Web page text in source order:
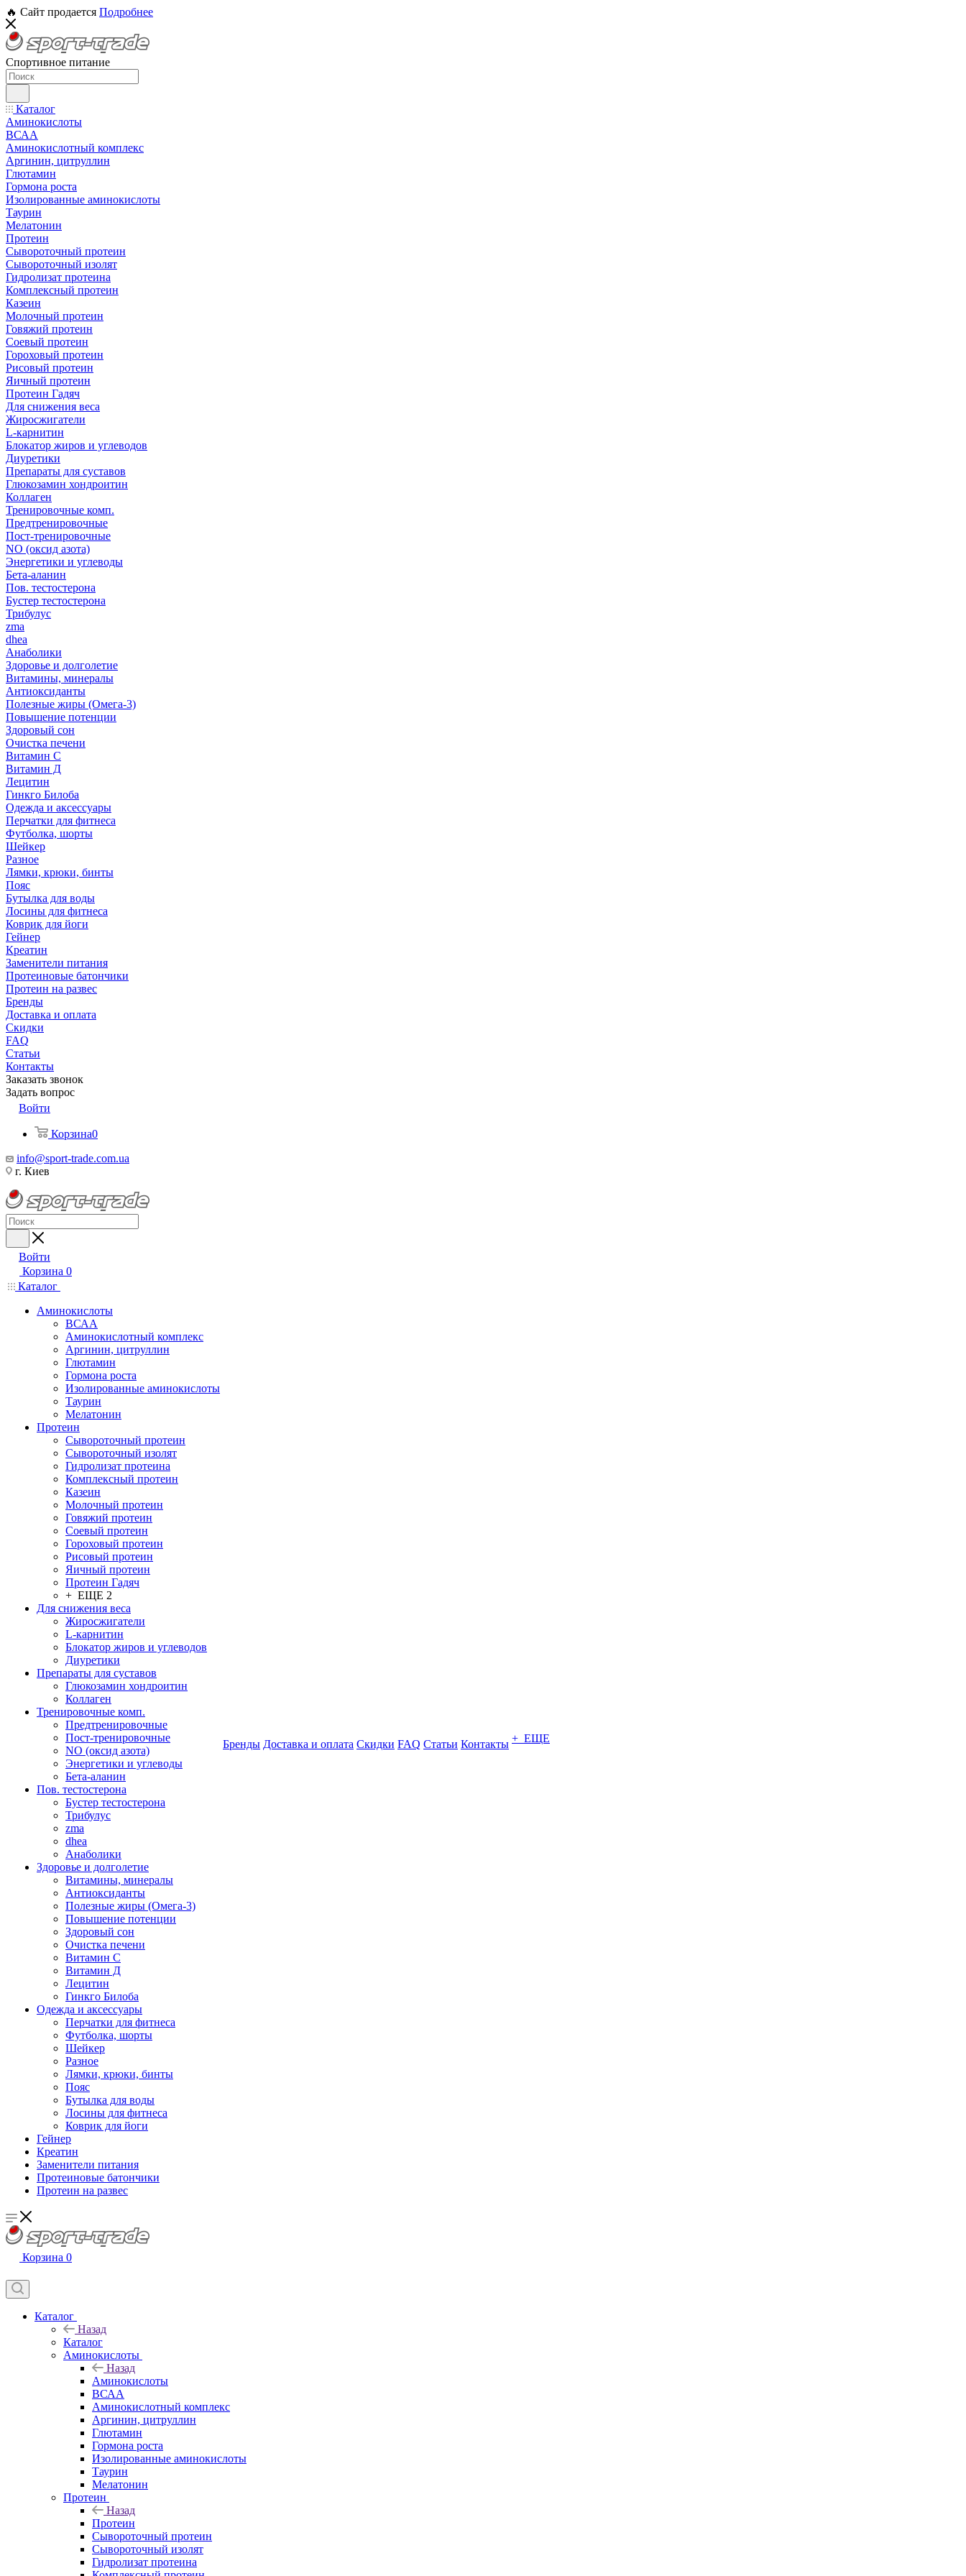
🔥 Сайт продается Подробнее
Спортивное питание
Каталог
Аминокислоты
ВСАА
Аминокислотный комплекс
Аргинин, цитруллин
Глютамин
Гормона роста
Изолированные аминокислоты
Таурин
Мелатонин
Протеин
Сывороточный протеин
Сывороточный изолят
Гидролизат протеина
Комплексный протеин
Казеин
Молочный протеин
Говяжий протеин
Соевый протеин
Гороховый протеин
Рисовый протеин
Яичный протеин
Протеин Гадяч
Для снижения веса
Жиросжигатели
L-карнитин
Блокатор жиров и углеводов
Диуретики
Препараты для суставов
Глюкозамин хондроитин
Коллаген
Тренировочные комп.
Предтренировочные
Пост-тренировочные
NO (оксид азота)
Энергетики и углеводы
Бета-аланин
Пов. тестостерона
Бустер тестостерона
Трибулус
zma
dhea
Анаболики
Здоровье и долголетие
Витамины, минералы
Антиоксиданты
Полезные жиры (Омега-3)
Повышение потенции
Здоровый сон
Очистка печени
Витамин С
Витамин Д
Лецитин
Гинкго Билоба
Одежда и аксессуары
Перчатки для фитнеса
Футболка, шорты
Шейкер
Разное
Лямки, крюки, бинты
Пояс
Бутылка для воды
Лосины для фитнеса
Коврик для йоги
Гейнер
Креатин
Заменители питания
Протеиновые батончики
Протеин на развес
Бренды
Доставка и оплата
Скидки
FAQ
Статьи
Контакты
Заказать звонок
Задать вопрос
Войти
Корзина0
info@sport-trade.com.ua
г. Киев
Войти
Корзина 0
Каталог
Аминокислоты
ВСАА
Аминокислотный комплекс
Аргинин, цитруллин
Глютамин
Гормона роста
Изолированные аминокислоты
Таурин
Мелатонин
Протеин
Сывороточный протеин
Сывороточный изолят
Гидролизат протеина
Комплексный протеин
Казеин
Молочный протеин
Говяжий протеин
Соевый протеин
Гороховый протеин
Рисовый протеин
Яичный протеин
Протеин Гадяч
+ ЕЩЕ 2
Для снижения веса
Жиросжигатели
L-карнитин
Блокатор жиров и углеводов
Диуретики
Препараты для суставов
Глюкозамин хондроитин
Коллаген
Тренировочные комп.
Предтренировочные
Пост-тренировочные
NO (оксид азота)
Энергетики и углеводы
Бета-аланин
Пов. тестостерона
Бустер тестостерона
Трибулус
zma
dhea
Анаболики
Здоровье и долголетие
Витамины, минералы
Антиоксиданты
Полезные жиры (Омега-3)
Повышение потенции
Здоровый сон
Очистка печени
Витамин С
Витамин Д
Лецитин
Гинкго Билоба
Одежда и аксессуары
Перчатки для фитнеса
Футболка, шорты
Шейкер
Разное
Лямки, крюки, бинты
Пояс
Бутылка для воды
Лосины для фитнеса
Коврик для йоги
Гейнер
Креатин
Заменители питания
Протеиновые батончики
Протеин на развес
Бренды Доставка и оплата Скидки FAQ Статьи Контакты + ЕЩЕ
Корзина 0
Каталог
Назад
Каталог
Аминокислоты
Назад
Аминокислоты
ВСАА
Аминокислотный комплекс
Аргинин, цитруллин
Глютамин
Гормона роста
Изолированные аминокислоты
Таурин
Мелатонин
Протеин
Назад
Протеин
Сывороточный протеин
Сывороточный изолят
Гидролизат протеина